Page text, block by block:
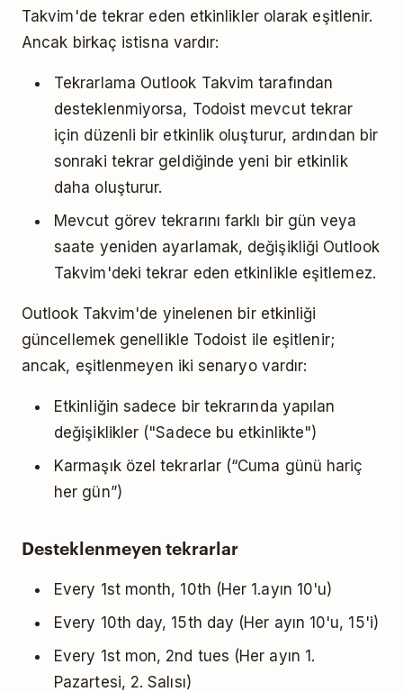
Takvim'de tekrar eden etkinlikler olarak eşitlenir.
Ancak birkaç istisna vardır:
Tekrarlama Outlook Takvim tarafından
desteklenmiyorsa, Todoist mevcut tekrar
için düzenli bir etkinlik oluşturur, ardından bir
sonraki tekrar geldiğinde yeni bir etkinlik
daha oluşturur.
Mevcut görev tekrarını farklı bir gün veya
saate yeniden ayarlamak, değişikliği Outlook
Takvim'deki tekrar eden etkinlikle eşitlemez.
Outlook Takvim'de yinelenen bir etkinliği
güncellemek genellikle Todoist ile eşitlenir;
ancak, eşitlenmeyen iki senaryo vardır:
Etkinliğin sadece bir tekrarında yapılan
değişiklikler ("Sadece bu etkinlikte")
Karmaşık özel tekrarlar (“Cuma günü hariç
her gün”)
Desteklenmeyen tekrarlar
Every 1st month, 10th (Her 1.ayın 10'u)
Every 10th day, 15th day (Her ayın 10'u, 15'i)
Every 1st mon, 2nd tues (Her ayın 1.
Pazartesi, 2. Salısı)